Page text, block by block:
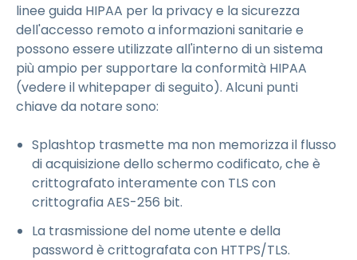
linee guida HIPAA per la privacy e la sicurezza
dell'accesso remoto a informazioni sanitarie e
possono essere utilizzate all'interno di un sistema
più ampio per supportare la conformità HIPAA
(vedere il whitepaper di seguito). Alcuni punti
chiave da notare sono:
Splashtop trasmette ma non memorizza il flusso
di acquisizione dello schermo codificato, che è
crittografato interamente con TLS con
crittografia AES-256 bit.
La trasmissione del nome utente e della
password è crittografata con HTTPS/TLS.